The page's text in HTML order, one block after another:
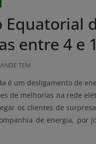
entre 4 e
TEM
é um desligamento de
de melhorias na rede
os clientes de
de energia, por